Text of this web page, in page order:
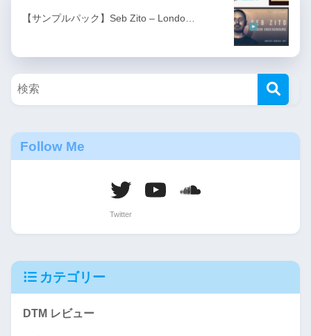
【サンプルパック】Seb Zito – Londo…
Follow Me
カテゴリー
DTM レビュー